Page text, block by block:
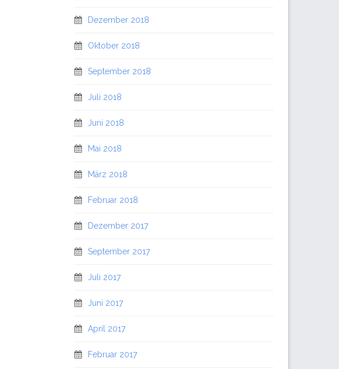
Dezember 2018
Oktober 2018
September 2018
Juli 2018
Juni 2018
Mai 2018
März 2018
Februar 2018
Dezember 2017
September 2017
Juli 2017
Juni 2017
April 2017
Februar 2017